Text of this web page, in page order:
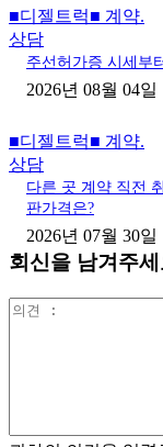
■디젤트럭■ 계약.
상담
주선허가증 시세부
2026년 08월 04일
■디젤트럭■ 계약.
상담
다른 곳 계약 직전
판가격은?
2026년 07월 30일
회신을 남겨주